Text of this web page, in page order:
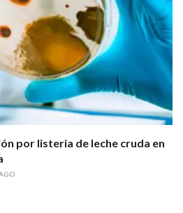
por listeria de leche cruda en